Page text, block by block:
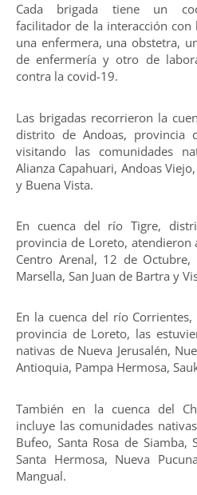
Cada brigada tiene un
facilitador de la interacción
una enfermera, una obstetra,
de enfermería y otro de
contra la covid-19.
Las brigadas recorrieron la
distrito de Andoas, provincia
visitando las comunidades
Alianza Capahuari, Andoas
y Buena Vista.
En cuenca del río Tigre,
provincia de Loreto, atendieron
Centro Arenal, 12 de Octubre,
Marsella, San Juan de Bartra y
En la cuenca del río
provincia de Loreto, las
nativas de Nueva Jerusalén,
Antioquia, Pampa Hermosa,
También en la cuenca del
incluye las comunidades
Bufeo, Santa Rosa de Siamba,
Santa Hermosa, Nueva
Mangual.